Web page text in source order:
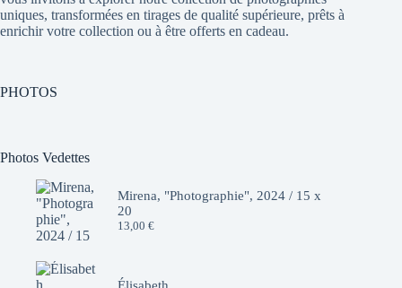
uniques, transformées en tirages de qualité supérieure, prêts à
enrichir votre collection ou à être offerts en cadeau.
PHOTOS
Photos Vedettes
Mirena, "Photographie", 2024 / 15 x
20
13,00 €
Élisabeth